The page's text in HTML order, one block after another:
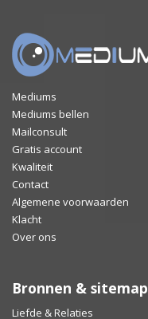
Mediums
Mediums bellen
Mailconsult
Gratis account
Kwaliteit
Contact
Algemene voorwaarden
Klacht
Over ons
Bronnen & sitemap
Liefde & Relaties